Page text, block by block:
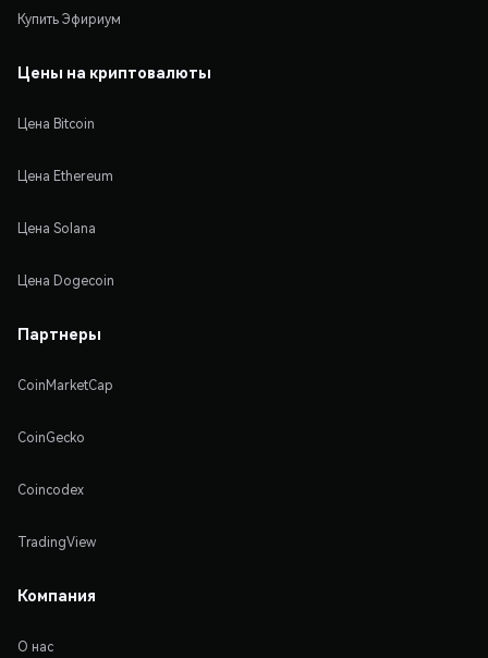
Купить Эфириум
Цены на криптовалюты
Цена Bitcoin
Цена Ethereum
Цена Solana
Цена Dogecoin
Партнеры
CoinMarketCap
CoinGecko
Coincodex
TradingView
Компания
О нас